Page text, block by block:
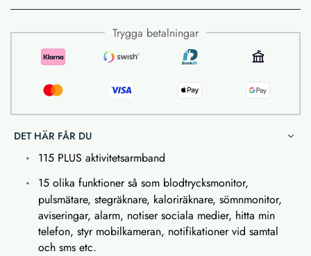
Trygga betalningar
DET HÄR FÅR DU
115 PLUS aktivitetsarmband
15 olika funktioner så som blodtrycksmonitor,
pulsmätare, stegräknare, kaloriräknare, sömnmonitor,
aviseringar, alarm, notiser sociala medier, hitta min
telefon, styr mobilkameran, notifikationer vid samtal
och sms etc.